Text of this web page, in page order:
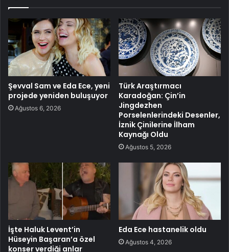
Şevval Sam ve Eda Ece, yeni
projede yeniden buluşuyor
Ağustos 6, 2026
Türk Araştırmacı
Karadoğan: Çin’in
Jingdezhen
Porselenlerindeki Desenler,
İznik Çinilerine İlham
Kaynağı Oldu
Ağustos 5, 2026
İşte Haluk Levent’in
Hüseyin Başaran’a özel
konser verdiği anlar
Eda Ece hastanelik oldu
Ağustos 4, 2026